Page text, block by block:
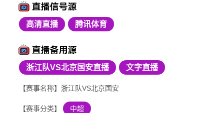
高清直播 腾讯体育
浙江队VS北京国安直播 文字直播
【赛事名称】浙江队VS北京国安
【赛事分类】 中超